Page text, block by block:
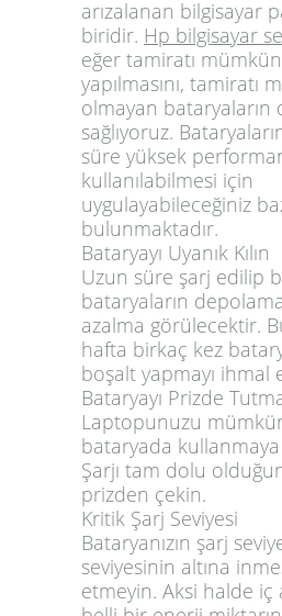
arızalanan bilgisayar
biridir. Hp bilgisayar
eğer tamiratı
yapılmasını, tamiratı
olmayan bataryaların
sağlıyoruz.
süre yüksek
kullanılabilmesi için
uygulayabileceğiniz
bulunmaktadır.
Bataryayı Uyanık Kılın
Uzun süre şarj edilip
bataryaların
azalma görülecektir.
hafta birkaç kez
boşalt yapmayı ihmal
Bataryayı Prizde
Laptopunuzu
bataryada
Şarjı tam dolu
prizden çekin.
Kritik Şarj Seviyesi
Bataryanızın şarj
seviyesinin altına
etmeyin. Aksi halde iç